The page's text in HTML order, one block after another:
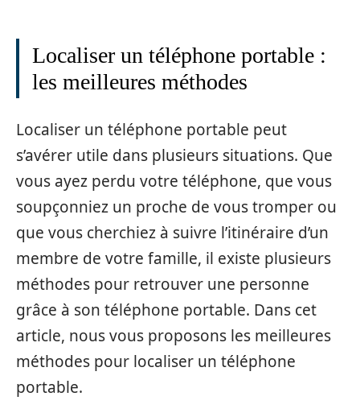
Localiser un téléphone portable :
les meilleures méthodes
Localiser un téléphone portable peut
s’avérer utile dans plusieurs situations. Que
vous ayez perdu votre téléphone, que vous
soupçonniez un proche de vous tromper ou
que vous cherchiez à suivre l’itinéraire d’un
membre de votre famille, il existe plusieurs
méthodes pour retrouver une personne
grâce à son téléphone portable. Dans cet
article, nous vous proposons les meilleures
méthodes pour localiser un téléphone
portable.